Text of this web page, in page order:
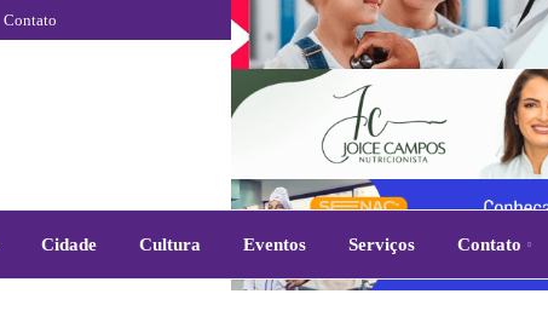
Contato
Cidade Cultura Eventos Serviços Contato